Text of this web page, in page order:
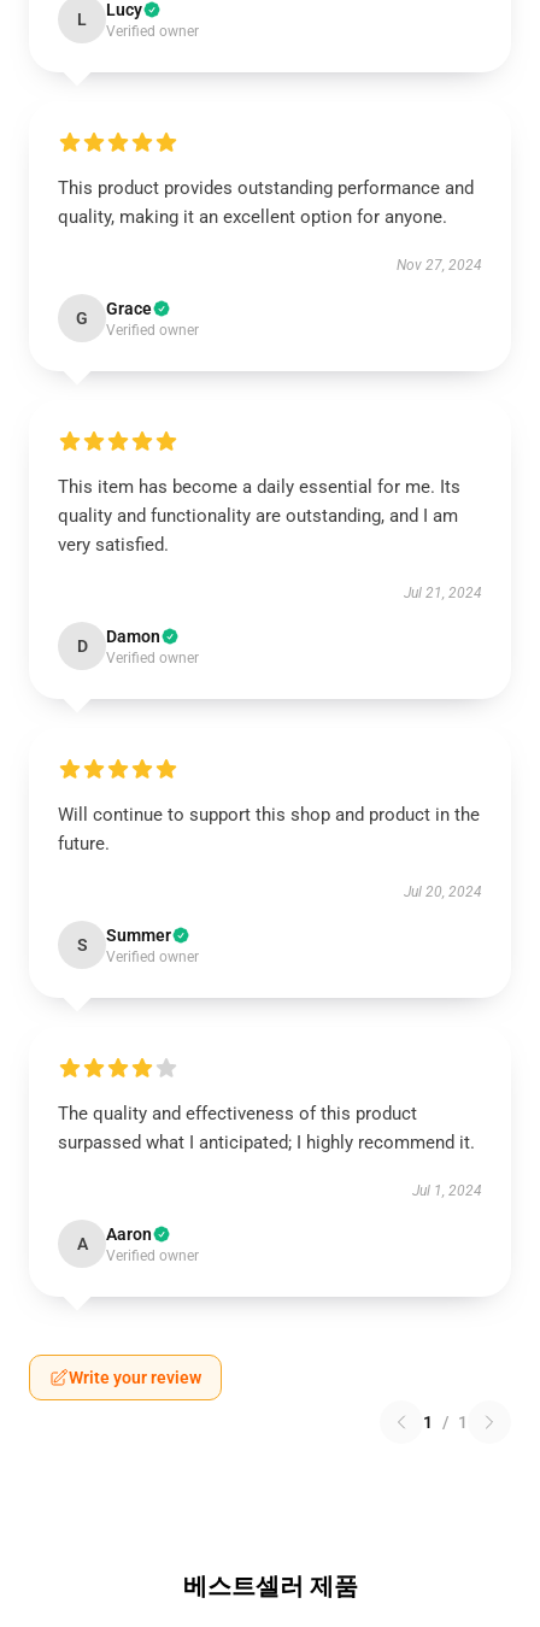
L Lucy
Verified owner
This product provides outstanding performance and
quality, making it an excellent option for anyone.
Nov 27, 2024
G Grace
Verified owner
This item has become a daily essential for me. Its
quality and functionality are outstanding, and I am
very satisfied.
Jul 21, 2024
D Damon
Verified owner
Will continue to support this shop and product in the
future.
Jul 20, 2024
S Summer
Verified owner
The quality and effectiveness of this product
surpassed what I anticipated; I highly recommend it.
Jul 1, 2024
A Aaron
Verified owner
Write your review
1 / 1
베스트셀러 제품